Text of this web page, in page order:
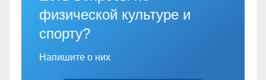
физической культуре и
спорту?
Напишите о них